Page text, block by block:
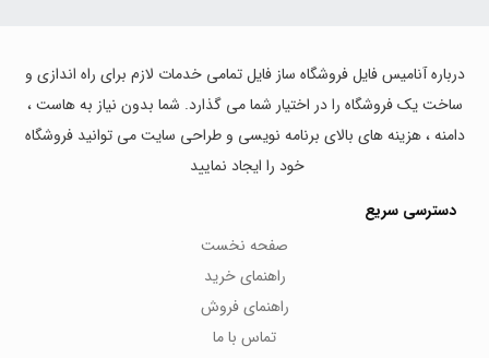
درباره آنامیس فایل فروشگاه ساز فایل تمامی خدمات لازم برای راه اندازی و
ساخت یک فروشگاه را در اختیار شما می گذارد. شما بدون نیاز به هاست ،
دامنه ، هزینه های بالای برنامه نویسی و طراحی سایت می توانید فروشگاه
خود را ایجاد نمایید
دسترسی سریع
صفحه نخست
راهنمای خرید
راهنمای فروش
تماس با ما